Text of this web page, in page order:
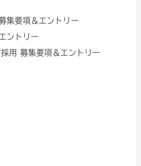
集要項＆エントリー
ントリー
用 募集要項＆エントリー